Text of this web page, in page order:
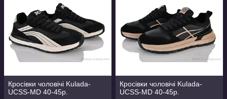
Кросівки чоловічі Kulada-
UCSS-MD 40-45р.
Кросівки чоловічі Kulada-
UCSS-MD 40-45р.